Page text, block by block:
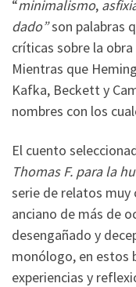
“minimalismo,
dado”son palabras
críticas sobre la
Mientras que
Kafka, Beckett y
nombres con los
El cuento
Thomas F. para la
serie de relatos
anciano de más de
desengañado y
monólogo, en estos
experiencias y